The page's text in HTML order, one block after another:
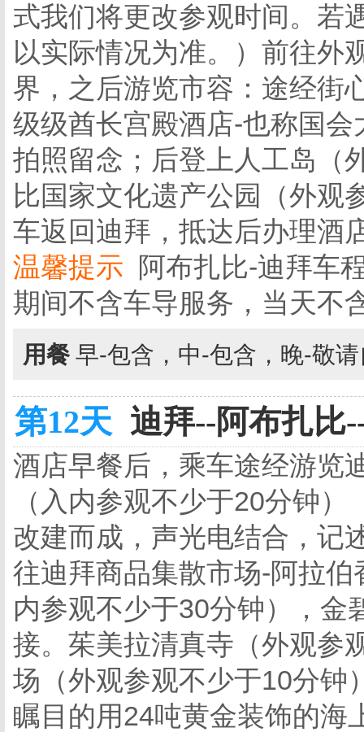
式我们将更改参观时间。若
以实际情况为准。）前往外
界，之后游览市容：途经街
级级酋长宫殿酒店-也称国
拍照留念；后登上人工岛（
比国家文化遗产公园（外观
车返回迪拜，抵达后办理酒
温馨提示 阿布扎比-迪拜车
期间不含车导服务，当天不
用餐 早-包含，中-包含，晚-敬
第12天 迪拜--阿布扎比
酒店早餐后，乘车途经游览
（入内参观不少于20分钟
改建而成，声光电结合，记
往迪拜商品集散市场-阿拉
内参观不少于30分钟），金
接。茱美拉清真寺（外观参
场（外观参观不少于10分钟
瞩目的用24吨黄金装饰的海